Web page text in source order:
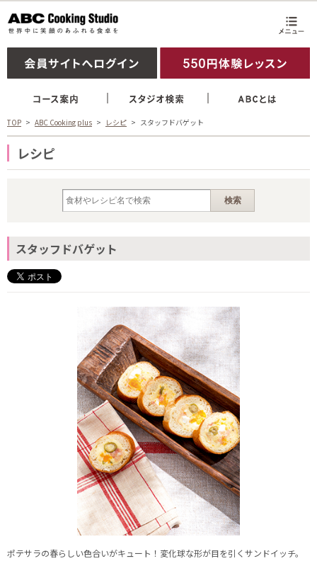
TOP ABC Cooking plus レシピ スタッフドバゲット
レシピ
スタッフドバゲット
ポテサラの春らしい色合いがキュート！変化球な形が目を引くサンドイッチ。